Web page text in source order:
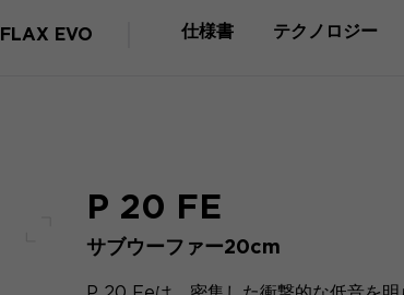
FLAX EVO 仕様書 テクノロジー
フルスクリーン
P 20 FE
サブウーファー20cm